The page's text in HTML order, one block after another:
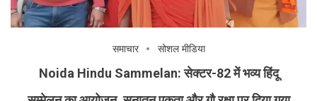
समाचार सोशल मीडिया
Noida Hindu Sammelan: सेक्टर-82 में भव्य हिंदू